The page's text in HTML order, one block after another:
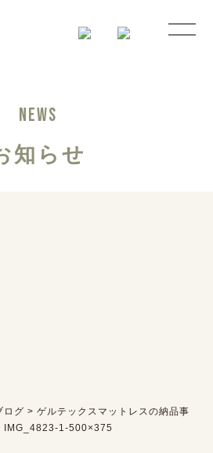
NEWS
知らせ
ログ >ゲルテックスマットレスの納品事
IMG_4823-1-500×375